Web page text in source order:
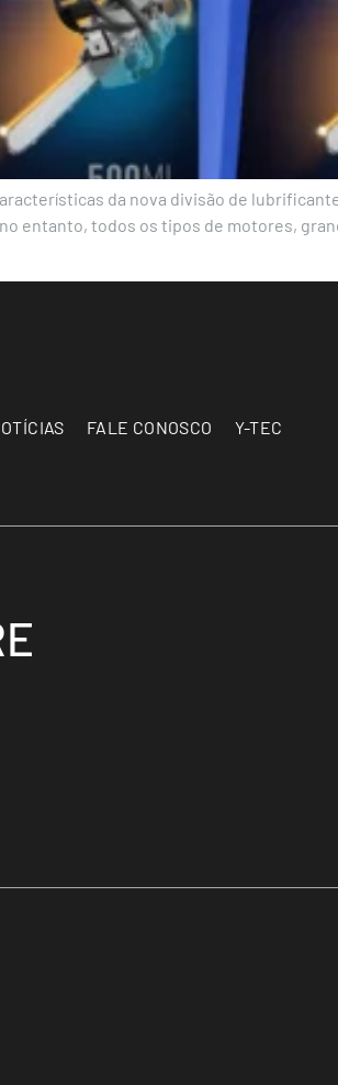
da nova divisão de
entanto, todos os tipos de motores,
FALE CONOSCO Y-TEC